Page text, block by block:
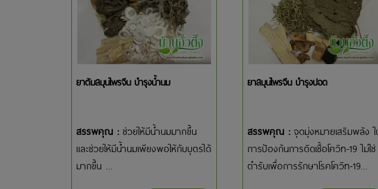
ยาต้มสมุนไพรจีน บำรุงน้ำนม
สรรพคุณ : ช่วยให้มีน้ำนมมากขึ้น
และช่วยให้มีน้ำนมเพียงพอให้กับบุตรได้
มากขึ้น ...
ยาสมุนไพรจีน บำรุงปอด
สรรพคุณ : จุดมุ่งหมายเสริมพลัง ใ
การป้องกันการติดเชื้อโควิท-19 ไม่ใช่
ตำรับเพื่อการรักษาโรคโควิท-19...